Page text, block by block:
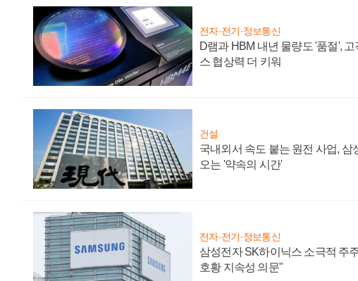
전자·전기·정보통신
D램과 HBM 내년 물량도 '품절',
스 협상력 더 키워
건설
국내외서 속도 붙는 원전 사업, 삼
오는 '약속의 시간'
전자·전기·정보통신
삼성전자 SK하이닉스 소극적 주
호황 지속성 의문"